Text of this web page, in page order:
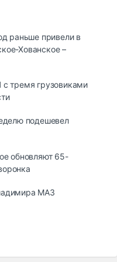
раньше привели в
Хованское –
тремя грузовиками
подешевел
обновляют 65-
МАЗ